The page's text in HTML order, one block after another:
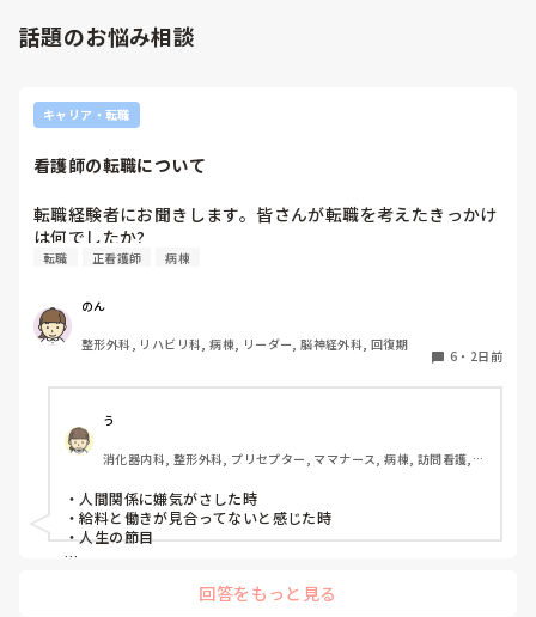
確実に受かるのに外部も受けるメリットなんてあるの？」と
望として考えています。ただ、人気で倍率が高く小論文の試
験もあって受かる確率が低いため、滑り止めとして内部も受
が受かってAも受かったらBに行きます。」と伝えました。
「受かったところを蹴って外部に行くなんて社会人としてど
うかと思うけど。」と言われましたが、1年生の頃からお伝
えしていますし意志を曲げるつもりは毛頭ありませんと伝え
お答え頂きました。
また、内部の試験は第1志望〜第3志望まで必ず書かなければ
なら尚更B病院は受けますって伝えた上で内部の試験をした
のですが、絶対に内部に行かせたいと思ったのか、学年で私
だけ推薦して確実にA病院に行ける事になりました。
でも、そんなこと頼んでいません。B病院を受けることは何
度もお伝えしているのに…勝手に推薦されて、「推薦してあ
げてここまでやってあげてるのに外部受けるなんて有り得な
いしそれって人としてどうなの？」と言われました。八方塞
話題のお悩み相談
キャリア・転職
看護師の転職について
転職経験者にお聞きします。皆さんが転職を考えたきっかけ
は何でしたか?
転職 正看護師 病棟
のん
整形外科, リハビリ科, 病棟, リーダー, 脳神経外科, 回復期
6 ・ 2日前
う
消化器内科, 整形外科, プリセプター, ママナース, 病棟, 訪問看護,
・人間関係に嫌気がさした時
・給料と働きが見合ってないと感じた時
・人生の節目
回答をもっと見る